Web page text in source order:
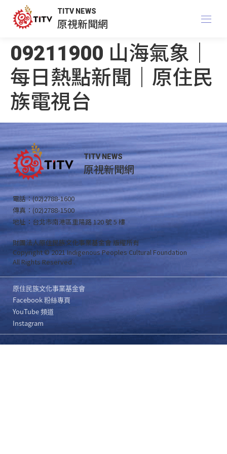
TITV NEWS
原視新聞網
09211900 山海氣象｜
每日熱點新聞｜原住民
族電視台
TITV NEWS
原視新聞網
電話：(02)2788-1600
傳真：(02)2788-1500
地址：台北市南港區重陽路 120 號 5 樓
財團法人原住民族文化事業基金會 版權所有
Copyright © 2021 Indigenous Peoples Cultural Foundation
All Rights Reserved .
原住民族文化事業基金會
Facebook 粉絲專頁
YouTube 頻道
Instagram